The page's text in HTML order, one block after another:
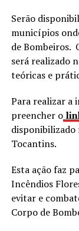
Serão
municípios
de Bombeiros.
será realizado
teóricas e
Para realizar a
preencher o
disponibilizado
Tocantins.
Esta ação faz
Incêndios
evitar e
Corpo de